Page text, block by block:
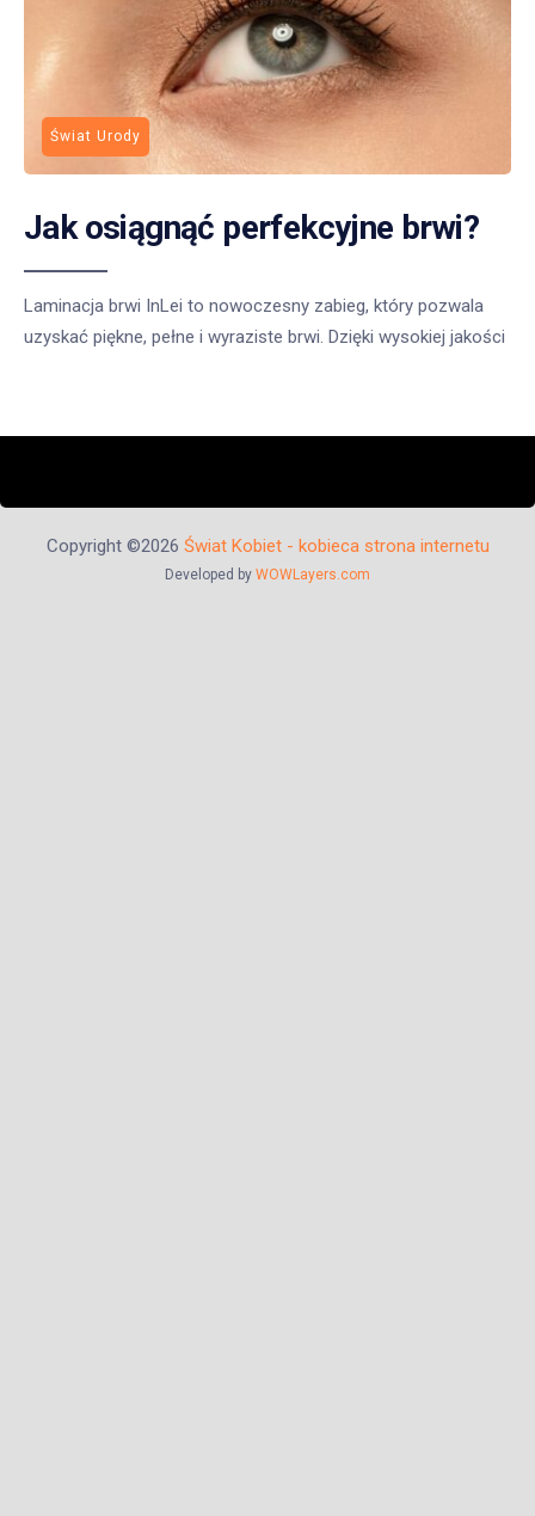
Świat Urody
Jak osiągnąć perfekcyjne brwi?
Laminacja brwi InLei to nowoczesny zabieg, który pozwala
uzyskać piękne, pełne i wyraziste brwi. Dzięki wysokiej jakości
Copyright ©2026 Świat Kobiet - kobieca strona internetu
Developed by WOWLayers.com